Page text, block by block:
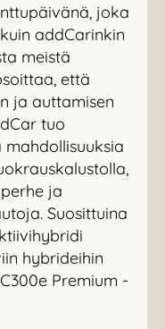
joka
addCarinkin
meistä
että
ja auttamisen
tuo
ja
Suosittuina
hybrideihin
Premium -